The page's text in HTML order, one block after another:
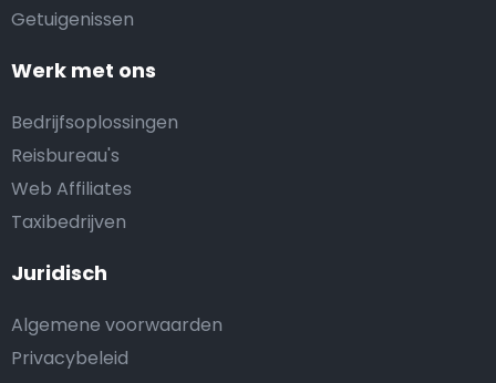
Getuigenissen
Werk met ons
Bedrijfsoplossingen
Reisbureau's
Web Affiliates
Taxibedrijven
Juridisch
Algemene voorwaarden
Privacybeleid